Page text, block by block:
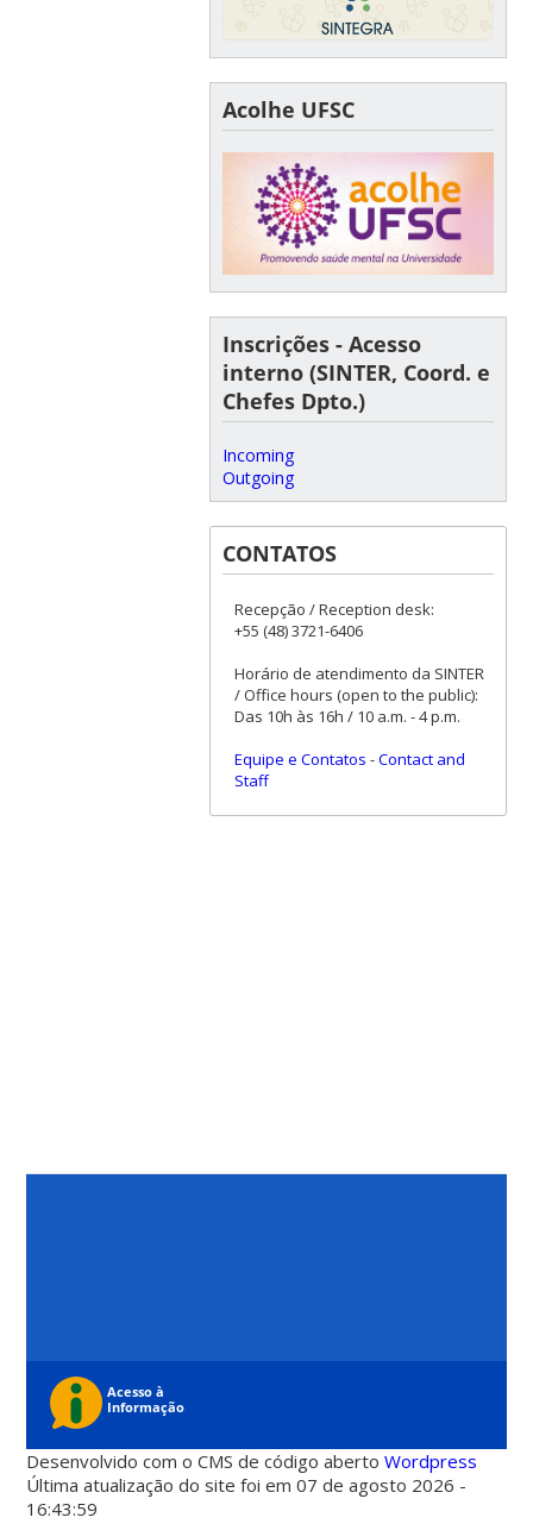
Acolhe UFSC
Inscrições - Acesso
interno (SINTER, Coord. e
Chefes Dpto.)
Incoming
Outgoing
CONTATOS
Recepção / Reception desk:
+55 (48) 3721-6406
Horário de atendimento da SINTER
/ Office hours (open to the public):
Das 10h às 16h / 10 a.m. - 4 p.m.
Equipe e Contatos -Contact and
Staff
Desenvolvido com o CMS de código abertoWordpress
Última atualização do site foi em 07 de agosto 2026 -
16:43:59